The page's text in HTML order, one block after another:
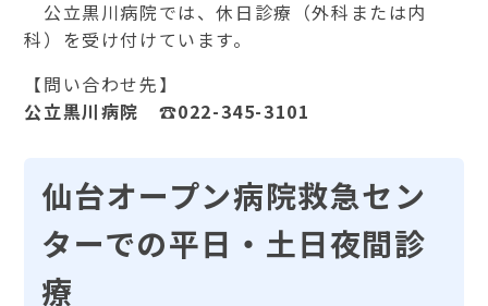
公立黒川病院では、休日診療（外科または内
科）を受け付けています。
【問い合わせ先】
公立黒川病院 ☎022-345-3101
仙台オープン病院救急セン
ターでの平日・土日夜間診
療